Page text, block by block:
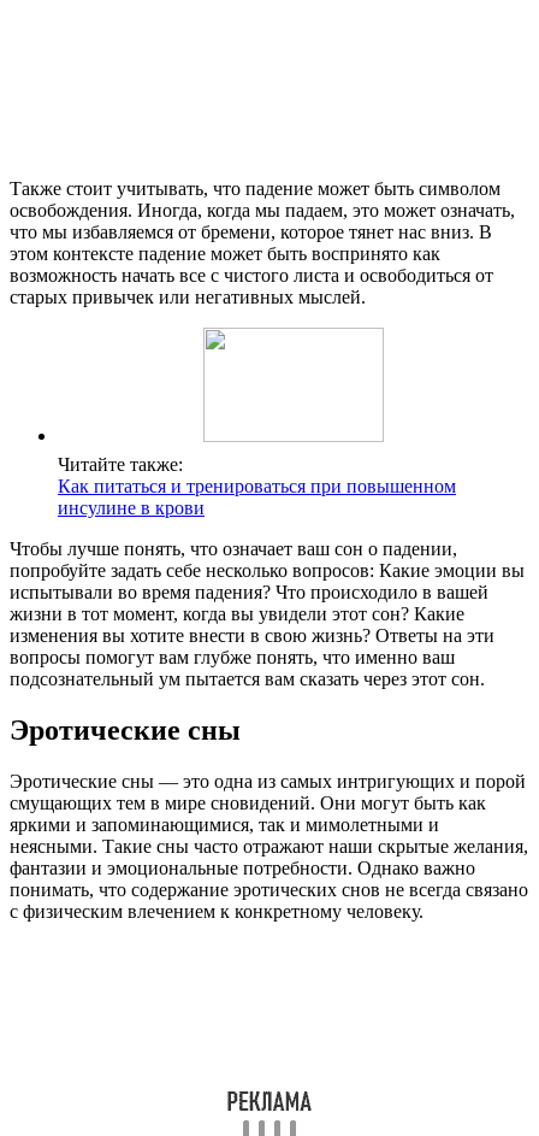
Также стоит учитывать, что падение может быть символом
освобождения. Иногда, когда мы падаем, это может означать,
что мы избавляемся от бремени, которое тянет нас вниз. В
этом контексте падение может быть воспринято как
возможность начать все с чистого листа и освободиться от
старых привычек или негативных мыслей.
Читайте также:
Как питаться и тренироваться при повышенном
инсулине в крови
Чтобы лучше понять, что означает ваш сон о падении,
попробуйте задать себе несколько вопросов: Какие эмоции вы
испытывали во время падения? Что происходило в вашей
жизни в тот момент, когда вы увидели этот сон? Какие
изменения вы хотите внести в свою жизнь? Ответы на эти
вопросы помогут вам глубже понять, что именно ваш
подсознательный ум пытается вам сказать через этот сон.
Эротические сны
Эротические сны — это одна из самых интригующих и порой
смущающих тем в мире сновидений. Они могут быть как
яркими и запоминающимися, так и мимолетными и
неясными. Такие сны часто отражают наши скрытые желания,
фантазии и эмоциональные потребности. Однако важно
понимать, что содержание эротических снов не всегда связано
с физическим влечением к конкретному человеку.